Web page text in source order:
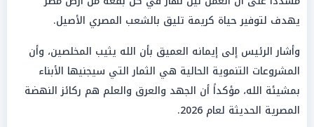
يهدف لتوفير حياة كريمة تليق بالشعب المصري الأصيل.
وأشار الرئيس إلى إيمانه العميق بأن الله يثيب المخلصين، وأن
المشروعات التنموية الحالية هي الثمار التي سيجنيها الأبناء
بمشيئة الله، مؤكداً أن الجهد والعرق والعلم هم ركائز النهضة
المصرية الحديثة لعام 2026.